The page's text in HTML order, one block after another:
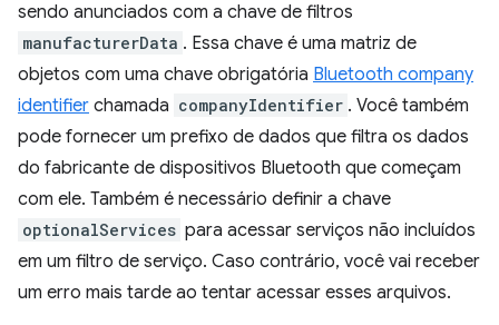
sendo anunciados com a chave de filtros
manufacturerData . Essa chave é uma matriz de
objetos com uma chave obrigatória Bluetooth company
identifier chamada companyIdentifier . Você também
pode fornecer um prefixo de dados que filtra os dados
do fabricante de dispositivos Bluetooth que começam
com ele. Também é necessário definir a chave
optionalServices para acessar serviços não incluídos
em um filtro de serviço. Caso contrário, você vai receber
um erro mais tarde ao tentar acessar esses arquivos.